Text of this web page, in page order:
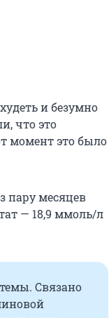
и безумно
что это
момент это было
пару месяцев
— 18,9 ммоль/л
Связано